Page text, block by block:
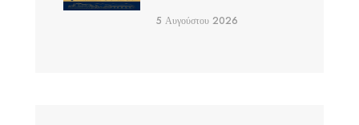
5 Αυγούστου 2026